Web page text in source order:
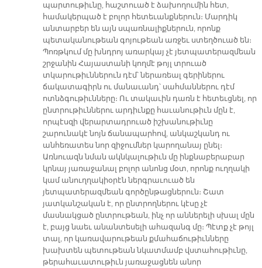
պարտութիւնը, հաշտուած է ձախողումին հետ,
համակերպած է բոլոր հետեւանքներուն։ Մարդիկ
անտարբեր են այն սպառնալիքներուն, որոնք
պետականութեան գոյութեան առջեւ ստեղծուած են։
Պոռթկում մը խնդրոյ առարկայ չէ յետպատերազմեան
շրջանին Հայաստանի կողմէ թոյլ տրուած
տկարութիւններուն դէմ՝ ներառեալ գերիներու
ճակատագիրն ու մանաւանդ՝ սահմաններու դէմ
ոտնձգութիւնները։ Ու տակաւին դառն է հետեւցնել, որ
ընտրութիւններու արդիւնքը հաւանութիւն մըն է,
որպէսզի վերարտադրուած իշխանութիւնը
շարունակէ նոյն ճանապարհով, անկաշկանդ ու
անհեռատես նոր զիջումներ կարողանայ ընել։
Առնուազն նման ակնկալութիւն մը ինքնաբերաբար
կրնայ յառաջանալ բոլոր անոնց մօտ, որոնք ուղղակի
կամ անուղղակիօրէն ներգրաւուած են
յետպատերազմեան գործընթացներուն։ Շատ
յատկանշական է, որ ընտրողներու կէսը չէ
մասնակցած ընտրութեան, ինչ որ աններելի սխալ մըն
է, բայց նաեւ անանտեսելի ահազանգ մը։ Պէտք չէ թոյլ
տալ, որ կառավարութեան քմահաճութիւնները
խախտեն պետութեան նկատմամբ վստահութիւնը,
թերահաւատութիւն յառաջացնեն անոր